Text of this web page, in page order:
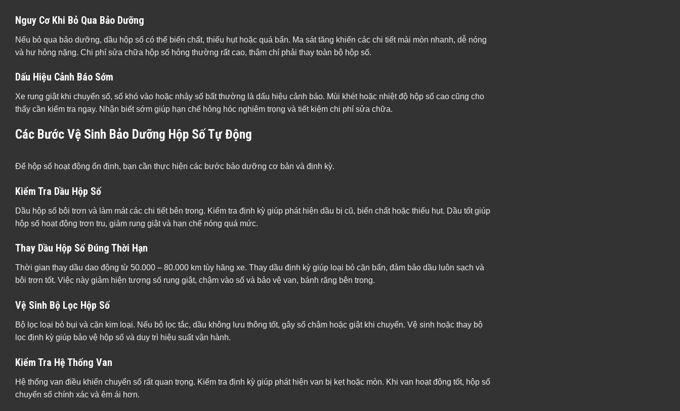
Nguy Cơ Khi Bỏ Qua Bảo Dưỡng
Nếu bỏ qua bảo dưỡng, dầu hộp số có thể biến chất, thiếu hụt hoặc quá bẩn. Ma sát tăng khiến các chi tiết mài mòn nhanh, dễ nóng
và hư hỏng nặng. Chi phí sửa chữa hộp số hỏng thường rất cao, thậm chí phải thay toàn bộ hộp số.
Dấu Hiệu Cảnh Báo Sớm
Xe rung giật khi chuyển số, số khó vào hoặc nhảy số bất thường là dấu hiệu cảnh báo. Mùi khét hoặc nhiệt độ hộp số cao cũng cho
thấy cần kiểm tra ngay. Nhận biết sớm giúp hạn chế hỏng hóc nghiêm trọng và tiết kiệm chi phí sửa chữa.
Các Bước Vệ Sinh Bảo Dưỡng Hộp Số Tự Động
Để hộp số hoạt động ổn định, bạn cần thực hiện các bước bảo dưỡng cơ bản và định kỳ.
Kiểm Tra Dầu Hộp Số
Dầu hộp số bôi trơn và làm mát các chi tiết bên trong. Kiểm tra định kỳ giúp phát hiện dầu bị cũ, biến chất hoặc thiếu hụt. Dầu tốt giúp
hộp số hoạt động trơn tru, giảm rung giật và hạn chế nóng quá mức.
Thay Dầu Hộp Số Đúng Thời Hạn
Thời gian thay dầu dao động từ 50.000 – 80.000 km tùy hãng xe. Thay dầu định kỳ giúp loại bỏ cặn bẩn, đảm bảo dầu luôn sạch và
bôi trơn tốt. Việc này giảm hiện tượng số rung giật, chậm vào số và bảo vệ van, bánh răng bên trong.
Vệ Sinh Bộ Lọc Hộp Số
Bộ lọc loại bỏ bụi và cặn kim loại. Nếu bộ lọc tắc, dầu không lưu thông tốt, gây số chậm hoặc giật khi chuyển. Vệ sinh hoặc thay bộ
lọc định kỳ giúp bảo vệ hộp số và duy trì hiệu suất vận hành.
Kiểm Tra Hệ Thống Van
Hệ thống van điều khiển chuyển số rất quan trọng. Kiểm tra định kỳ giúp phát hiện van bị kẹt hoặc mòn. Khi van hoạt động tốt, hộp số
chuyển số chính xác và êm ái hơn.